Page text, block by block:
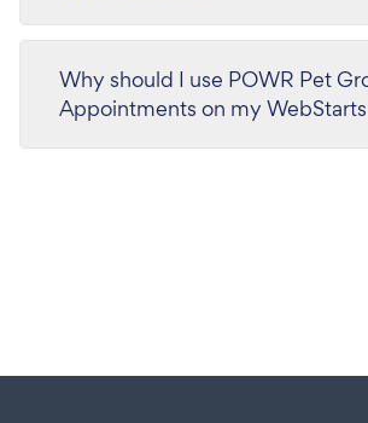
Why should I use POWR Pet
Appointments on my